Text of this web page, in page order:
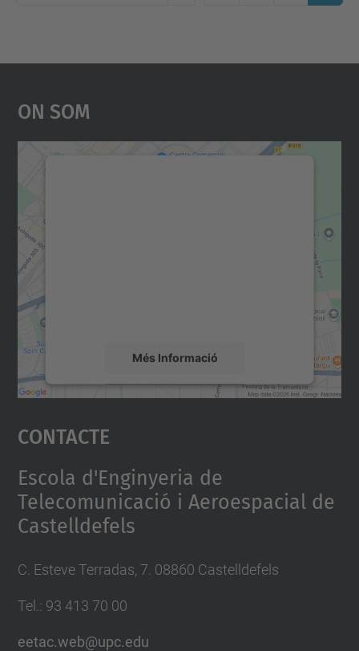
On Som
Més Informació
Accepta
powered by
Contacte
Escola d'Enginyeria de
Telecomunicació i Aeroespacial de
Castelldefels
C. Esteve Terradas, 7. 08860 Castelldefels
Tel.: 93 413 70 00
eetac.web@upc.edu